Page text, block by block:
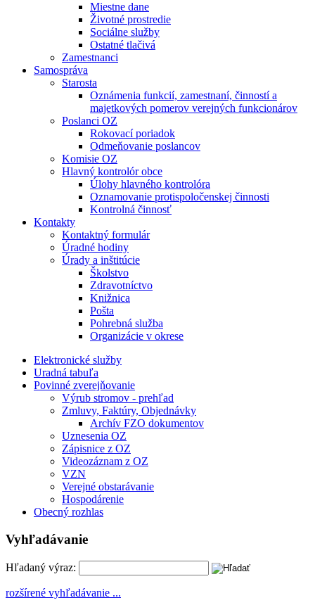
Miestne dane
Životné prostredie
Sociálne služby
Ostatné tlačivá
Zamestnanci
Samospráva
Starosta
Oznámenia funkcií, zamestnaní, činností a
majetkových pomerov verejných funkcionárov
Poslanci OZ
Rokovací poriadok
Odmeňovanie poslancov
Komisie OZ
Hlavný kontrolór obce
Úlohy hlavného kontrolóra
Oznamovanie protispoločenskej činnosti
Kontrolná činnosť
Kontakty
Kontaktný formulár
Úradné hodiny
Úrady a inštitúcie
Školstvo
Zdravotníctvo
Knižnica
Pošta
Pohrebná služba
Organizácie v okrese
Elektronické služby
Uradná tabuľa
Povinné zverejňovanie
Výrub stromov - prehľad
Zmluvy, Faktúry, Objednávky
Archív FZO dokumentov
Uznesenia OZ
Zápisnice z OZ
Videozáznam z OZ
VZN
Verejné obstarávanie
Hospodárenie
Obecný rozhlas
Vyhľadávanie
Hľadaný výraz:
rozšírené vyhľadávanie ...